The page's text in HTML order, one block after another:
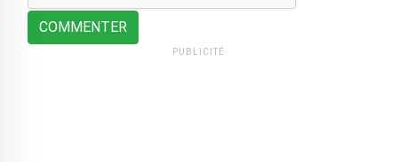
COMMENTER
PUBLICITÉ